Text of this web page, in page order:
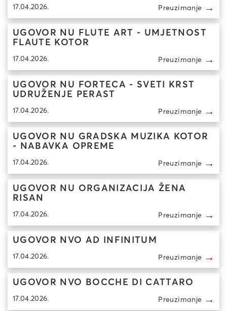
17.04.2026. Preuzimanje →
UGOVOR NU FLUTE ART - UMJETNOST
FLAUTE KOTOR
17.04.2026. Preuzimanje →
UGOVOR NU FORTECA - SVETI KRST
UDRUŽENJE PERAST
17.04.2026. Preuzimanje →
UGOVOR NU GRADSKA MUZIKA KOTOR
- NABAVKA OPREME
17.04.2026. Preuzimanje →
UGOVOR NU ORGANIZACIJA ŽENA
RISAN
17.04.2026. Preuzimanje →
UGOVOR NVO AD INFINITUM
17.04.2026. Preuzimanje →
UGOVOR NVO BOCCHE DI CATTARO
17.04.2026. Preuzimanje →